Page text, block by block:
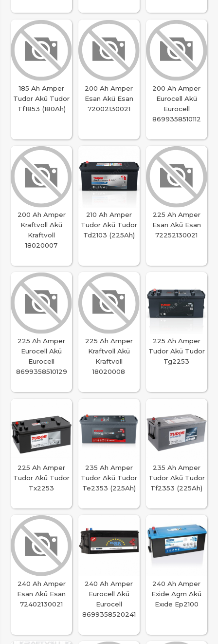
185 Ah Amper
Tudor Akü Tudor
Tf1853 (180Ah)
200 Ah Amper
Esan Akü Esan
72002130021
200 Ah Amper
Eurocell Akü
Eurocell
8699358510112
200 Ah Amper
Kraftvoll Akü
Kraftvoll
18020007
210 Ah Amper
Tudor Akü Tudor
Td2103 (225Ah)
225 Ah Amper
Esan Akü Esan
72252130021
225 Ah Amper
Eurocell Akü
Eurocell
8699358510129
225 Ah Amper
Kraftvoll Akü
Kraftvoll
18020008
225 Ah Amper
Tudor Akü Tudor
Tg2253
225 Ah Amper
Tudor Akü Tudor
Tx2253
235 Ah Amper
Tudor Akü Tudor
Te2353 (225Ah)
235 Ah Amper
Tudor Akü Tudor
Tf2353 (225Ah)
240 Ah Amper
Esan Akü Esan
72402130021
240 Ah Amper
Eurocell Akü
Eurocell
8699358520241
240 Ah Amper
Exide Agm Akü
Exıde Ep2100